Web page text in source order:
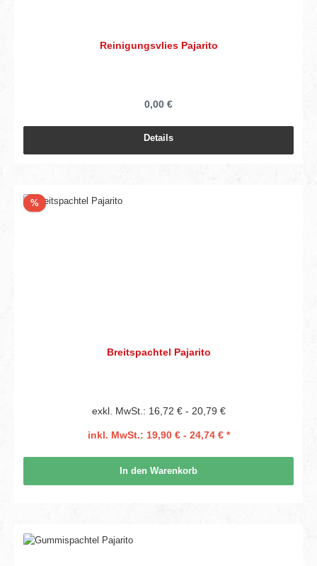
Reinigungsvlies Pajarito
0,00 €
Details
%Rabatt
Breitspachtel Pajarito
exkl. MwSt.: 16,72 € - 20,79 €
inkl. MwSt.: 19,90 € - 24,74 € *
In den Warenkorb